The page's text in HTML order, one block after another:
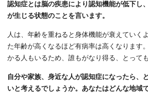
認知症とは脳の疾患により認知機能が低下し
が生じる状態のことを言います。
人は、年齢を重ねると身体機能が衰えていく
た年齢が高くなるほど有病率は高くなります
かる人もいるため、誰もがなり得る、とって
自分や家族、身近な人が認知症になったら、
いと考えるでしょうか。あなたはどんな地域